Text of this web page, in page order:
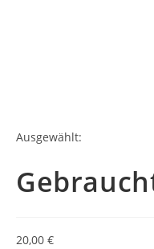
Ausgewählt:
20,00 €